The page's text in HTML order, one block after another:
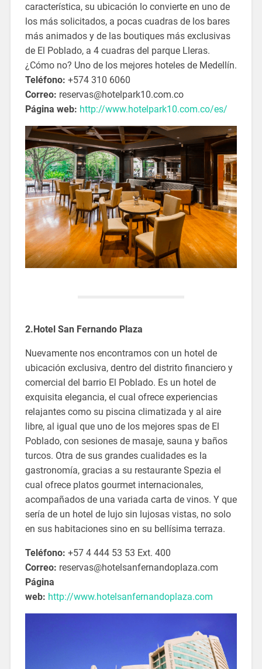
característica, su ubicación lo convierte en uno de
los más solicitados, a pocas cuadras de los bares
más animados y de las boutiques más exclusivas
de El Poblado, a 4 cuadras del parque Lleras.
¿Cómo no? Uno de los mejores hoteles de Medellín.
Teléfono: +574 310 6060
Correo: reservas@hotelpark10.com.co
Página web: http://www.hotelpark10.com.co/es/
2.Hotel San Fernando Plaza
Nuevamente nos encontramos con un hotel de
ubicación exclusiva, dentro del distrito financiero y
comercial del barrio El Poblado. Es un hotel de
exquisita elegancia, el cual ofrece experiencias
relajantes como su piscina climatizada y al aire
libre, al igual que uno de los mejores spas de El
Poblado, con sesiones de masaje, sauna y baños
turcos. Otra de sus grandes cualidades es la
gastronomía, gracias a su restaurante Spezia el
cual ofrece platos gourmet internacionales,
acompañados de una variada carta de vinos. Y que
sería de un hotel de lujo sin lujosas vistas, no solo
en sus habitaciones sino en su bellísima terraza.
Teléfono: +57 4 444 53 53 Ext. 400
Correo: reservas@hotelsanfernandoplaza.com
Página
web: http://www.hotelsanfernandoplaza.com